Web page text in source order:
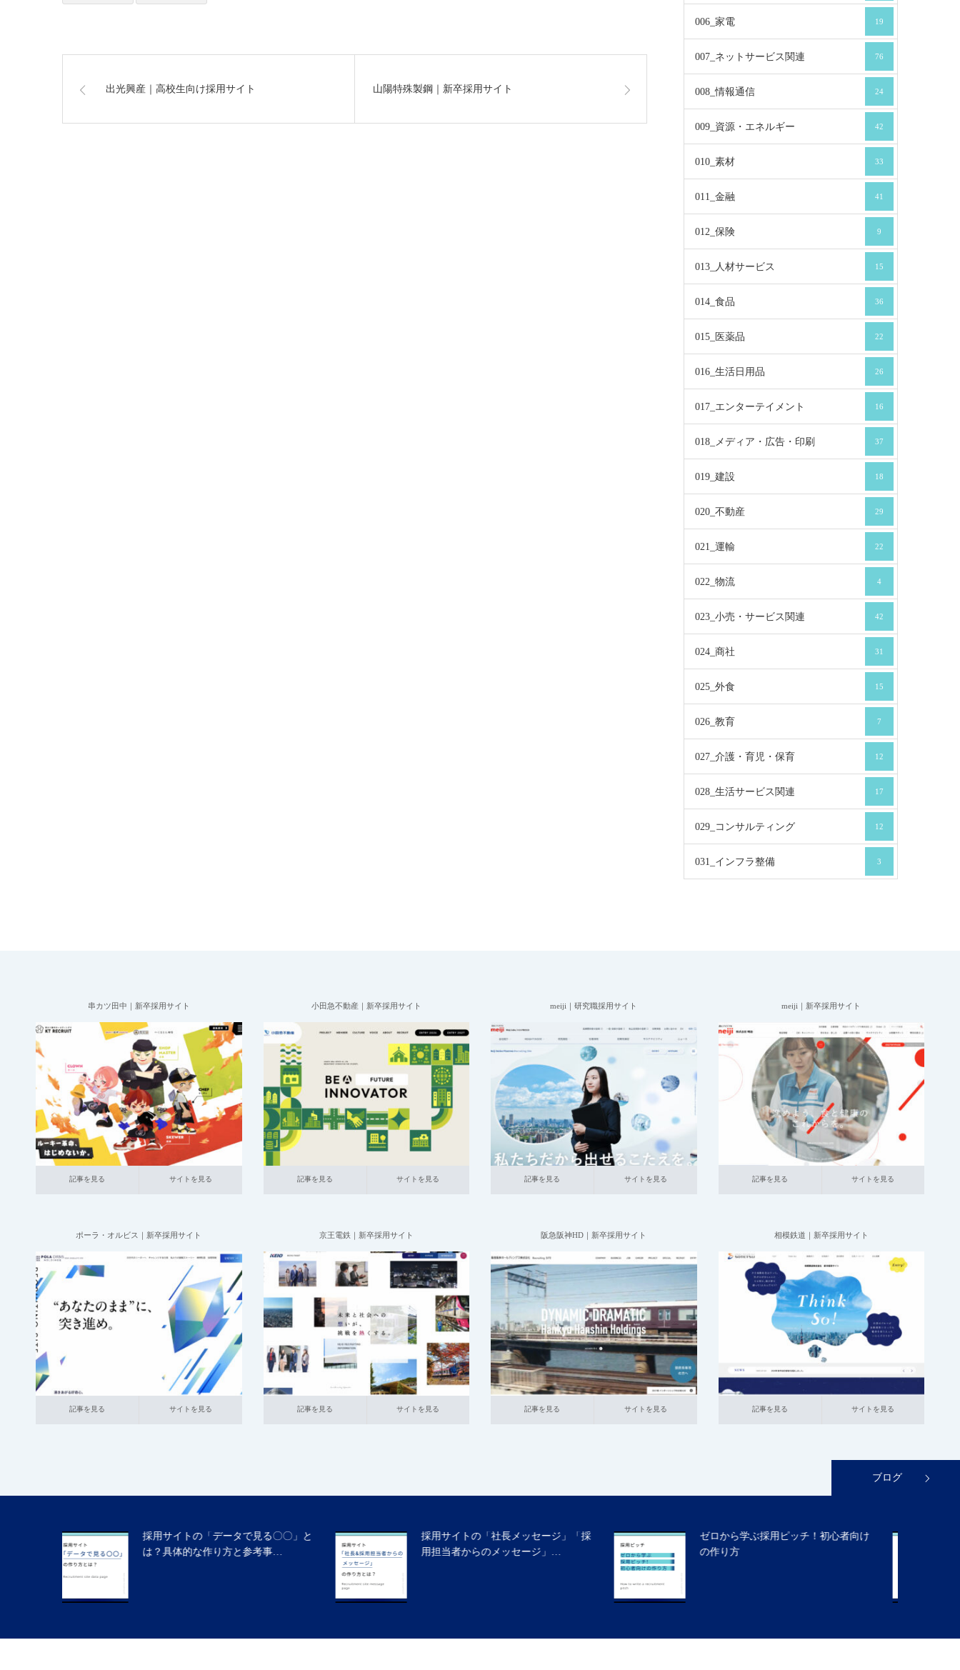
出光興産｜高校生向け採用サイト 山陽特殊製鋼｜新卒採用サイト
006_家電 19
007_ネットサービス関連 76
008_情報通信 24
009_資源・エネルギー 42
010_素材 33
011_金融 41
012_保険 9
013_人材サービス 15
014_食品 36
015_医薬品 22
016_生活日用品 26
017_エンターテイメント 16
018_メディア・広告・印刷 37
019_建設 18
020_不動産 29
021_運輸 22
022_物流 4
023_小売・サービス関連 42
024_商社 31
025_外食 15
026_教育 7
027_介護・育児・保育 12
028_生活サービス関連 17
029_コンサルティング 12
031_インフラ整備 3
串カツ田中｜新卒採用サイト
2025.07.09
001_新卒採用サイト 025_外食 大企業の
採用サイト
記事を見る サイトを見る
記事を見る サイトを見る
小田急不動産｜新卒採用サイト
001_新卒採用サイト 020_不動産
大企業
の採用サイト
記事を見る サイトを見る
記事を見る サイトを見る
meiji｜研究職採用サイト
2025.06.20
001_新卒採用サイト 014_食品
大企業の
採用サイト 研究職
記事を見る サイトを見る
記事を見る サイトを見る
meiji｜新卒採用サイト
2025.06.20
001_新卒採用サイト 014_食品 大企業の
採用サイト
サイトを見る
記事を見る サイトを見る
ポーラ・オルビス｜新卒採用サイト
001_新卒採用サイト
006_LPサイト
016_生活日用品
中小企業の採用サイト
記事を見る
記事を見る サイトを見る
京王電鉄｜新卒採用サイト
2025.05.25
001_新卒採用サイト 021_運輸
大企業の
採用サイト
記事を見る サイトを見る
記事を見る サイトを見る
阪急阪神HD｜新卒採用サイト
2025.05.25
001_新卒採用サイト 021_運輸 大企業の
採用サイト 本社が地方の企業
記事を見る サイトを見る
記事を見る サイトを見る
相模鉄道｜新卒採用サイト
2025.05.25
001_新卒採用サイト 021_運輸 大企業の
採用サイト
記事を見る サイトを見る
ブログ
採用サイトの「社長メッセージ」「採
用担当者からのメッセージ」…
ゼロから学ぶ採用ピッチ！初心者向け
の作り方
採用サイト「ヘッダーの役割」と実践
的な作り方